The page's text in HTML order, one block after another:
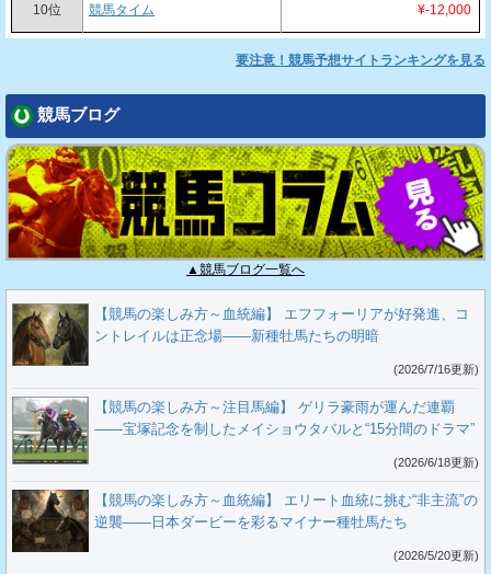
10位 競馬タイム ¥-12,000
要注意！競馬予想サイトランキングを見る
競馬ブログ
▲競馬ブログ一覧へ
【競馬の楽しみ方～血統編】 エフフォーリアが好発進、コ
ントレイルは正念場――新種牡馬たちの明暗
(2026/7/16更新)
【競馬の楽しみ方～注目馬編】 ゲリラ豪雨が運んだ連覇
――宝塚記念を制したメイショウタバルと“15分間のドラマ”
(2026/6/18更新)
【競馬の楽しみ方～血統編】 エリート血統に挑む“非主流”の
逆襲――日本ダービーを彩るマイナー種牡馬たち
(2026/5/20更新)